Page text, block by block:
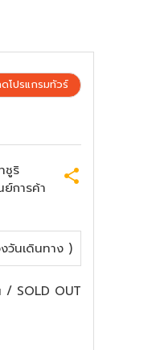
โปรแกรมทัวร์
ชูริ
การค้า
วันเดินทาง )
/ SOLD OUT